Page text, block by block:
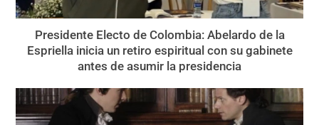
Presidente Electo de Colombia: Abelardo de la
Espriella inicia un retiro espiritual con su gabinete
antes de asumir la presidencia